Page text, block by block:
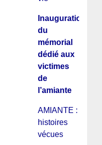
Inauguration
du
mémorial
dédié aux
victimes
de
l’amiante
AMIANTE :
histoires
vécues